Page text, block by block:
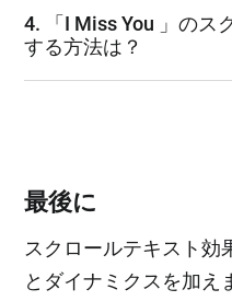
4. 「I Miss You 」のス
する方法は？
最後に
スクロールテキスト効
とダイナミクスを加え